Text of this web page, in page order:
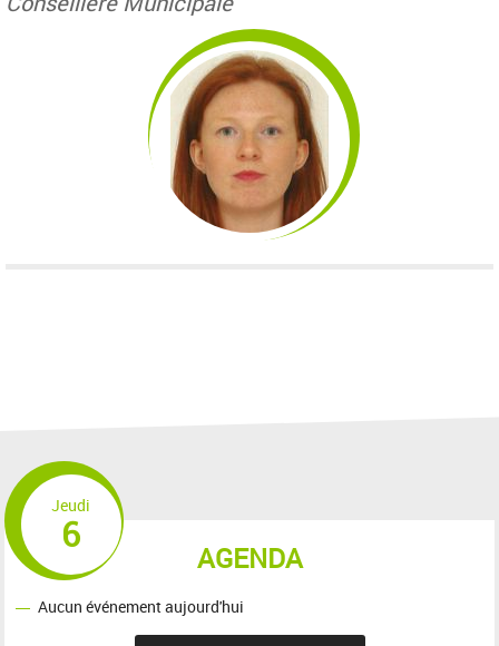
AGENDA
Jeudi
6
Aucun événement aujourd'hui